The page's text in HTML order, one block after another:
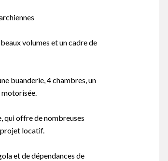
volumes et un cadre de
buanderie, 4 chambres, un
motorisée.
qui offre de nombreuses
locatif.
et de dépendances de